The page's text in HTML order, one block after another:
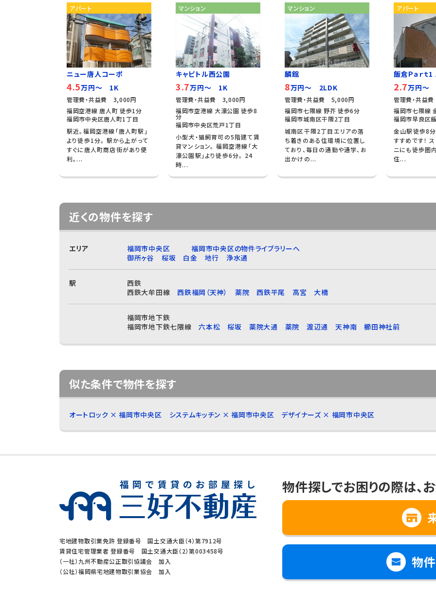
アパート
ニュー唐人コーポ
4.5万円～ 1K
管理費・共益費 3,000円
福岡空港線 唐人町 徒歩1分
福岡市中央区唐人町1丁目
駅近。福岡空港線「唐人町駅」
より徒歩1分。 駅から上がって
すぐに唐人町商店街があり便
利。...
マンション
キャピトル西公園
3.7万円～ 1K
管理費・共益費 3,000円
福岡市空港線 大濠公園 徒歩8
分
福岡市中央区荒戸1丁目
小型犬・猫飼育可の5階建て賃
貸マンション。 福岡空港線「大
濠公園駅」より徒歩6分。 24
時...
マンション
麟館
8万円～ 2LDK
管理費・共益費 5,000円
福岡市七隈線 野芥 徒歩6分
福岡市城南区干隈2丁目
城南区干隈2丁目エリアの落
ち着きのある住環境に位置し
ており、毎日の通勤や通学、お
出かけの...
アパート
飯倉Ｐａｒｔ1
2.7万円～
管理費・共
福岡市七隈線
福岡市早良区
金山駅徒歩8
すすめです！
ニにも徒歩圏
住...
近くの物件を探す
エリア 福岡市中央区
福岡市中央区の物件ライブラリーへ
御所ヶ谷
桜坂 白金 地行 浄水通
駅
西鉄
西鉄大牟田線
西鉄福岡（天神） 薬院 西鉄平尾 高宮 大橋
福岡市地下鉄
福岡市地下鉄七隈線
六本松 桜坂 薬院大通 薬院 渡辺通 天神南 櫛田神社前
似た条件で物件を探す
オートロック × 福岡市中央区 システムキッチン × 福岡市中央区 デザイナーズ × 福岡市中央区
宅地建物取引業免許 登録番号 国土交通大臣（4）第7912号
賃貸住宅管理業者 登録番号 国土交通大臣（2）第003458号
（一社）九州不動産公正取引協議会 加入
（公社）福岡県宅地建物取引業協会 加入
物件探しでお困りの際は、
物